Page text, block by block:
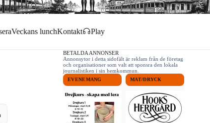
Veckans lunchKontakt Play
BETALDA ANNONSER
Annonsytor i detta sidofält är reklam från de företag
och organisationer som valt att sponsra den lokala
journalistiken i sin hemkommun.
EVENEMANG MAT/DRYCK